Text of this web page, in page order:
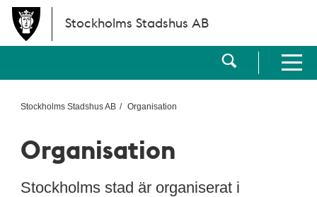
Hoppa till huvudinnehållet
Stockholms Stadshus AB
Visa
Visa
Stockholms Stadshus AB Organisation
Organisation
Stockholms stad är organiserat i